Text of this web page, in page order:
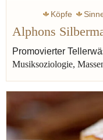
Köpfe
Alphons
Promovierter
Musiksoziologie,